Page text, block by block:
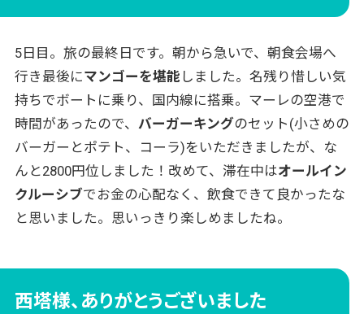
5日目。旅の最終日です。朝から急いで、朝食会場へ
行き最後にマンゴーを堪能 しました。名残り惜しい気
持ちでボートに乗り、国内線に搭乗。マーレの空港で
時間があったので、 バーガーキングのセット(小さめの
バーガーとポテト、コーラ)をいただきましたが、な
んと2800円位しました！改めて、滞在中はオールイン
クルーシブでお金の心配なく、飲食できて良かったな
と思いました。思いっきり楽しめましたね。
西塔様、ありがとうございました